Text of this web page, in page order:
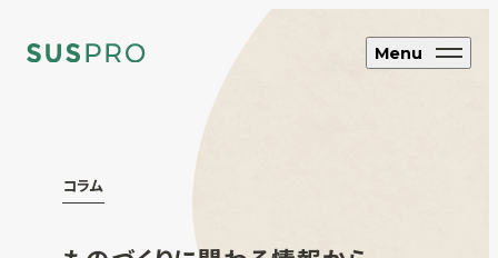
Menu
アップサイクル
コラム